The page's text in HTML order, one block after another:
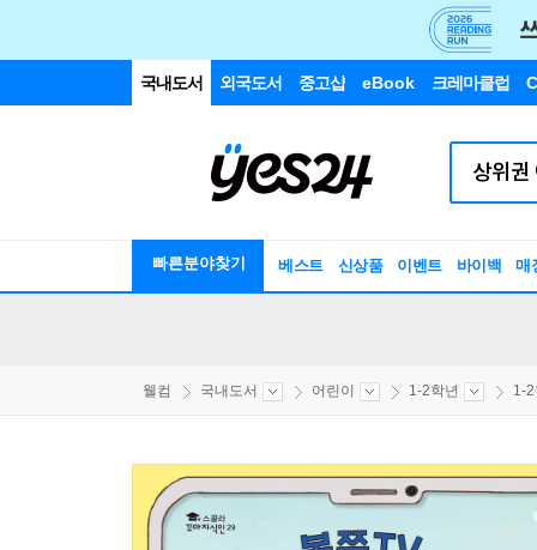
국내도서 외국도서 중고샵 eBook 크레마클럽
빠른분야찾기 베스트 신상품 이벤트 바이백 매
웰컴 국내도서 어린이 1-2학년 1-